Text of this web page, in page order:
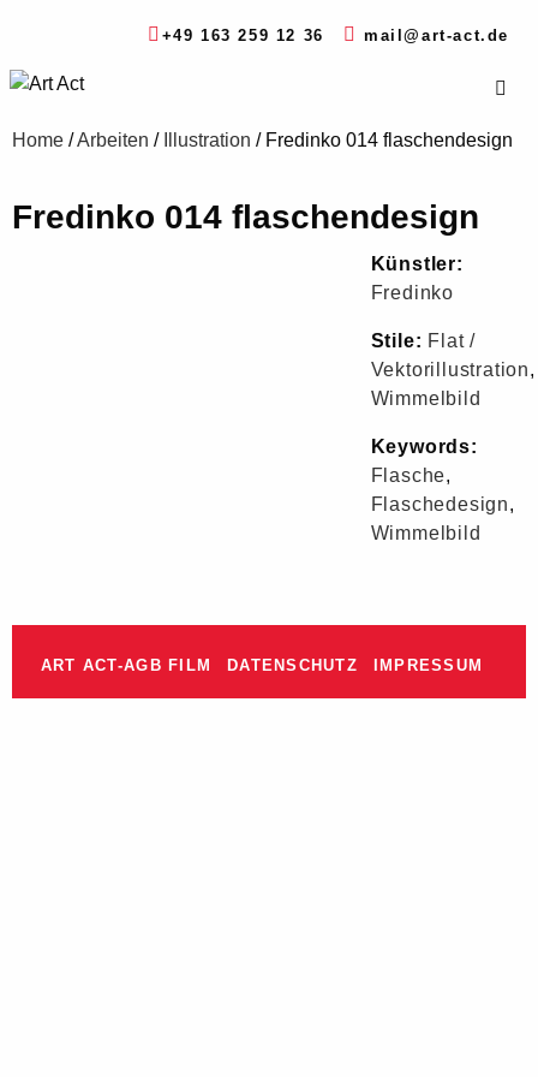
+49 163 259 12 36 mail@art-act.de
Home /Arbeiten / Illustration / Fredinko 014 flaschendesign
Fredinko 014 flaschendesign
Künstler:
Fredinko
Stile: Flat /
Vektorillustration,
Wimmelbild
Keywords:
Flasche,
Flaschedesign,
Wimmelbild
ART ACT-AGB FILM DATENSCHUTZ IMPRESSUM